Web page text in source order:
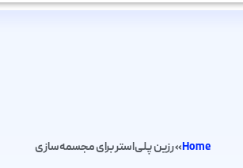
Home
»رزین پلی‌استر برای مجسمه‌سازی